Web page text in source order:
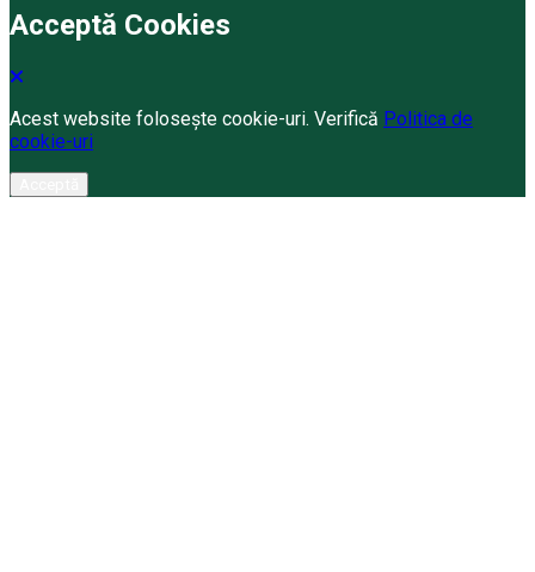
Acceptă Cookies
Acest website folosește cookie-uri. Verifică Politica de
cookie-uri